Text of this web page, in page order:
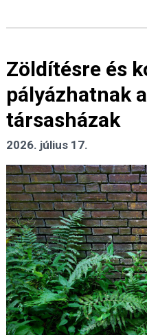
Zöldítésre és
pályázhatnak
társasházak
2026. július 17.